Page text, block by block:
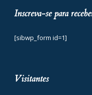
Inscreva-se para
[sibwp_form id=1]
Visitantes